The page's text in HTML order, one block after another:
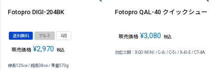
Fotopro DIGI-204BK
送料無料 アルミ 4段
販売価格 ¥2,970 税込
伸長120㎝ / 縮長38㎝ / 重量570g
Fotopro QAL-40 クイックシュー
販売価格 ¥3,080 税込
対応三脚：X-GO MINI / C-4i / C-5i / X-4I-E / CT-4A